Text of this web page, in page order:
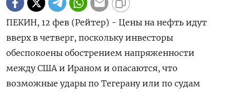
ПЕКИН, 12 фев (Рейтер) - Цены на нефть идут
вверх в четверг, поскольку инвесторы
обеспокоены обострением напряженности
между США и Ираном и опасаются, ‌что
возможные удары по Тегерану или по судам